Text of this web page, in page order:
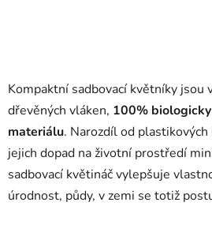
Kompaktní sadbovací květníky jsou
dřevěných vláken, 100%
materiálu. Narozdíl od plastikových
jejich dopad na životní prostředí
sadbovací květináč vylepšuje
úrodnost, půdy, v zemi se totiž